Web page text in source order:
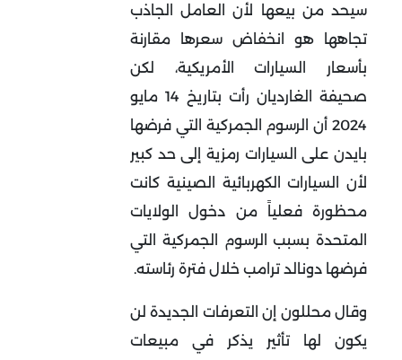
سيحد من بيعها لأن العامل الجاذب
تجاهها هو انخفاض سعرها مقارنة
بأسعار السيارات الأمريكية، لكن
صحيفة الغارديان رأت بتاريخ 14 مايو
2024 أن الرسوم الجمركية التي فرضها
بايدن على السيارات رمزية إلى حد كبير
لأن السيارات الكهربائية الصينية كانت
محظورة فعلياً من دخول الولايات
المتحدة بسبب الرسوم الجمركية التي
فرضها دونالد ترامب خلال فترة رئاسته.
وقال محللون إن التعرفات الجديدة لن
يكون لها تأثير يذكر في مبيعات